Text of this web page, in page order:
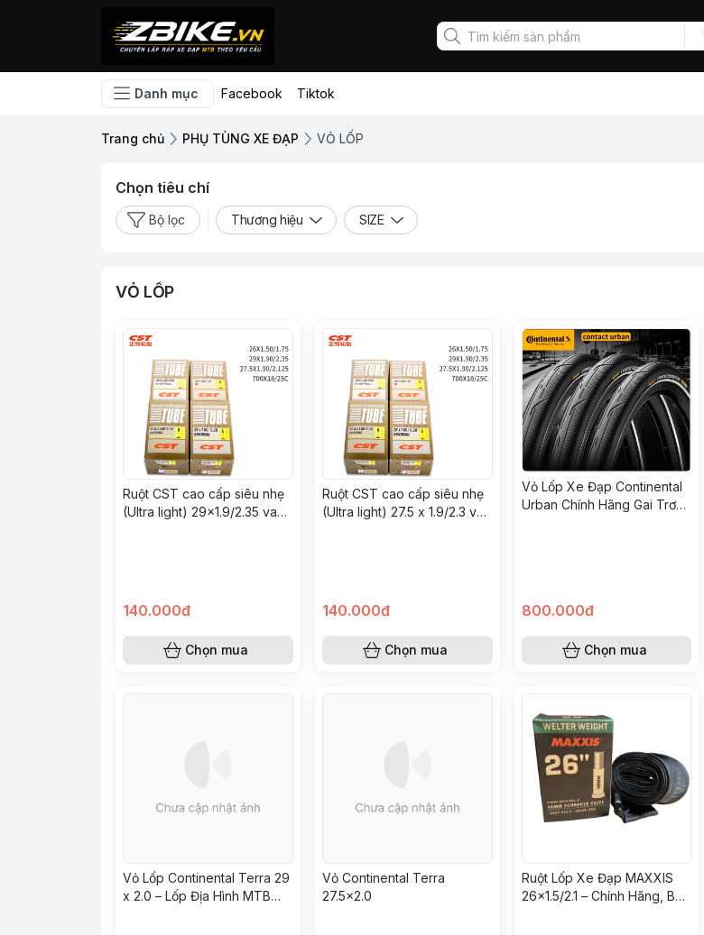
Danh mục Facebook Tiktok
Trang chủ PHỤ TÙNG XE ĐẠP VỎ LỐP
Chọn tiêu chí
Bộ lọc Thương hiệu SIZE
VỎ LỐP
Ruột CST cao cấp siêu nhẹ
(Ultra light) 29x1.9/2.35 van
140.000đ
Chọn mua
Ruột CST cao cấp siêu nhẹ
(Ultra light) 27.5 x 1.9/2.3 van
140.000đ
Chọn mua
Vỏ Lốp Xe Đạp Continental
Urban Chính Hãng Gai Trơn
800.000đ
Chọn mua
Vỏ Lốp Continental Terra 29
x 2.0 – Lốp Địa Hình MTB
Vỏ Continental Terra
27.5x2.0
Ruột Lốp Xe Đạp MAXXIS
26x1.5/2.1 – Chính Hãng, Bền